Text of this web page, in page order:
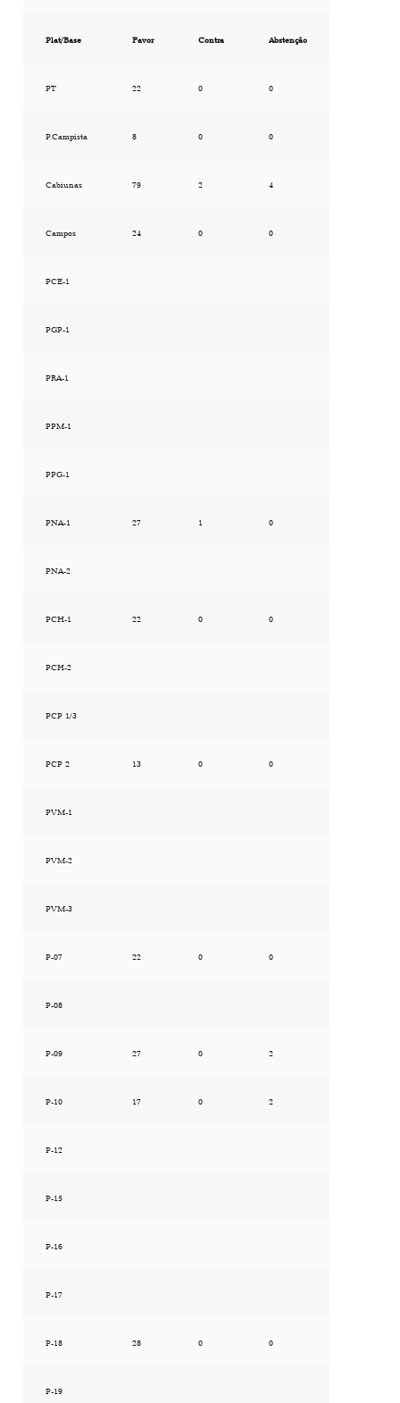
Plat/Base Favor Contra Abstenção
PT 22 0 0
P.Campista 8 0 0
Cabiunas 79 2 4
Campos 24 0 0
PCE-1
PGP-1
PRA-1
PPM-1
PPG-1
PNA-1 27 1 0
PNA-2
PCH-1 22 0 0
PCH-2
PCP 1/3
PCP 2 13 0 0
PVM-1
PVM-2
PVM-3
P-07 22 0 0
P-08
P-09 27 0 2
P-10 17 0 2
P-12
P-15
P-16
P-17
P-18 28 0 0
P-19